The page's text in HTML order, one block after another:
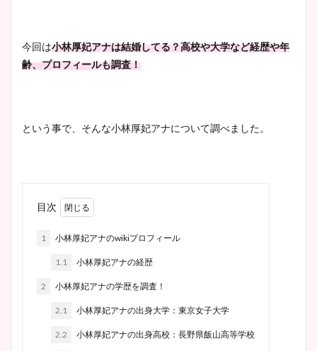
今回は小林厚妃アナは結婚してる？高校や大学など経歴や年
齢、プロフィールも調査！
という事で、そんな小林厚妃アナについて調べました。
目次
1 小林厚妃アナのwikiプロフィール
1.1 小林厚妃アナの経歴
2 小林厚妃アナの学歴を調査！
2.1 小林厚妃アナの出身大学：東京女子大学
2.2 小林厚妃アナの出身高校：長野県飯山高等学校